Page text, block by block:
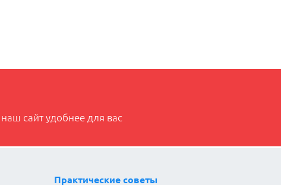
сайт удобнее для вас
Практические советы